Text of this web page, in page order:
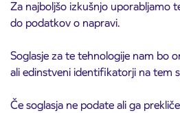
Za najboljšo izkušnjo uporabljamo
do podatkov o napravi.
Soglasje za te tehnologije nam bo
ali edinstveni identifikatorji na tem
Če soglasja ne podate ali ga
Mednarodni avtobusni prevozi
IJPP – Integriran javni potniški